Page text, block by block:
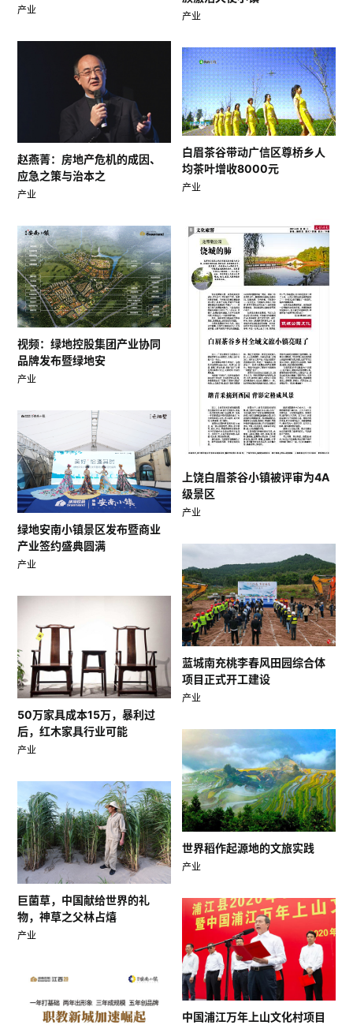
产业
产业
赵燕菁：房地产危机的成因、
应急之策与治本之
产业
白眉茶谷带动广信区尊桥乡人
均茶叶增收8000元
产业
上饶白眉茶谷小镇被评审为4A
级景区
产业
视频：绿地控股集团产业协同
品牌发布暨绿地安
产业
绿地安南小镇景区发布暨商业
产业签约盛典圆满
产业
蓝城南充桃李春风田园综合体
项目正式开工建设
产业
50万家具成本15万，暴利过
后，红木家具行业可能
产业
世界稻作起源地的文旅实践
产业
巨菌草，中国献给世界的礼
物，神草之父林占熺
产业
中国浦江万年上山文化村项目